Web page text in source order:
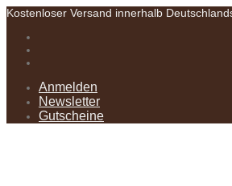
Kostenloser Versand innerhalb
Anmelden
Newsletter
Gutscheine